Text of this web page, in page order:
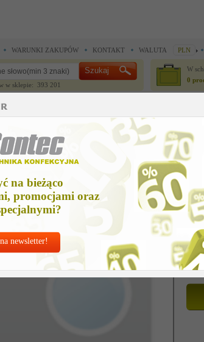
na bieżąco
promocjami oraz
newsletter!
WARUNKI ZAKUPÓW KONTAKT WALUTA PLN
w sklepie: 393 201
W
0
ZAMIENNE
>Części zamienne Union Special > ndl dipper assy us
us
Nr
Ile